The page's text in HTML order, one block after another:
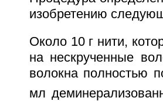
изобретению
Около 10 г нити,
на нескрученные
волокна полностью
мл